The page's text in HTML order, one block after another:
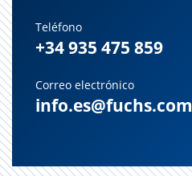
Teléfono
+34 935 475 859
Correo electrónico
info.es@fuchs.com